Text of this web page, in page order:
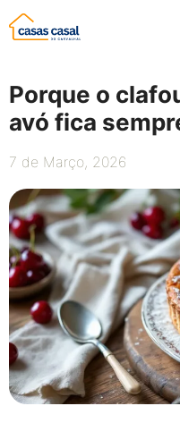
Saltar
para
Porque o
avó fica
7 de Março, 2026